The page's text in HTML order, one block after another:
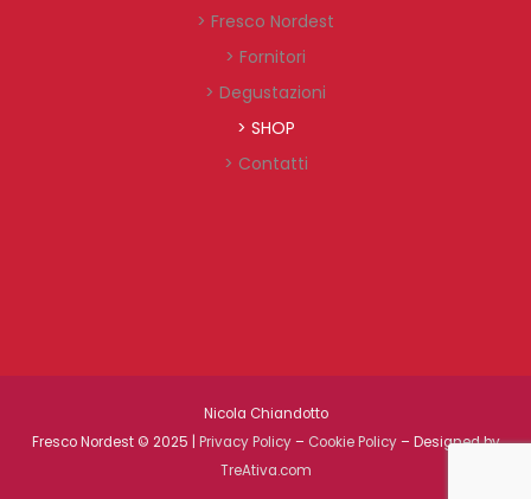
> Fresco Nordest
> Fornitori
> Degustazioni
> SHOP
> Contatti
Nicola Chiandotto
Fresco Nordest © 2025 | Privacy Policy– Cookie Policy– Designed by
TreAtiva.com